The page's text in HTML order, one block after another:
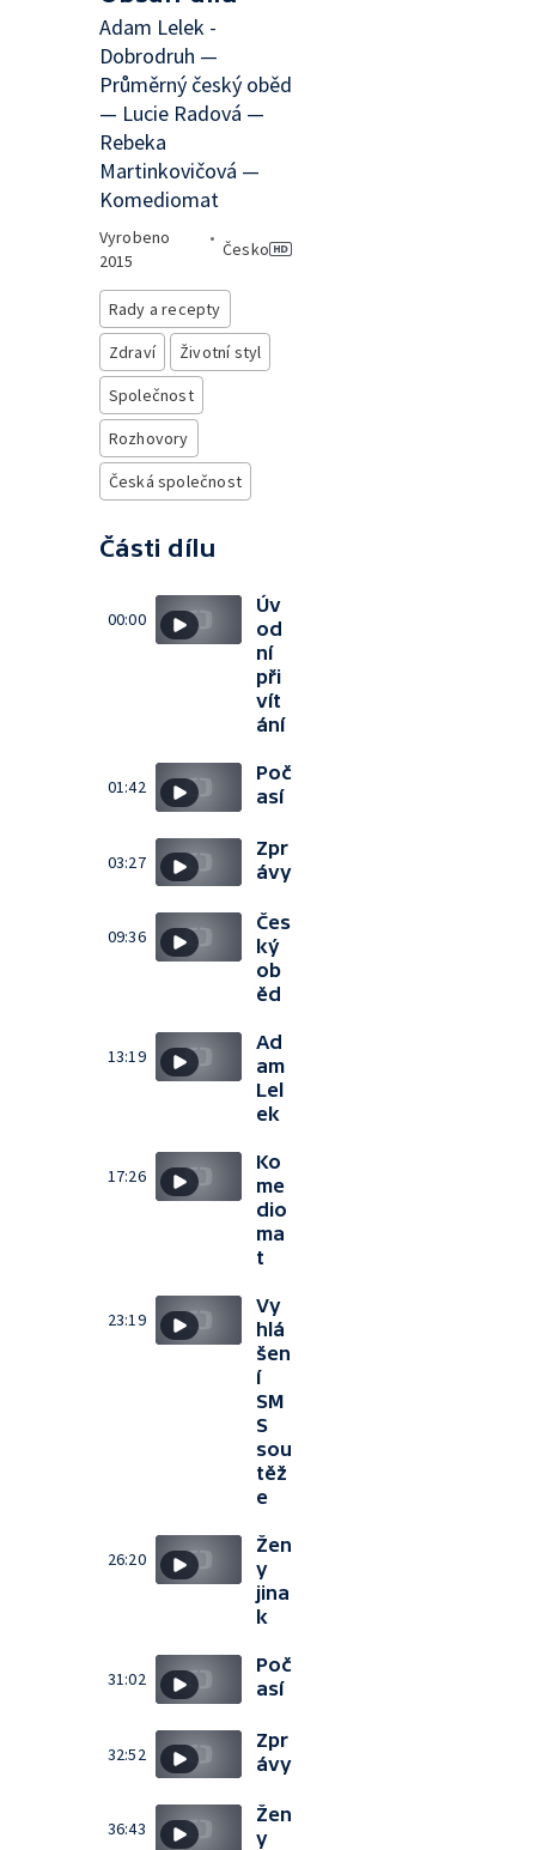
Adam Lelek -
Dobrodruh —
Průměrný český oběd
— Lucie Radová —
Rebeka
Martinkovičová —
Komediomat
Vyrobeno
2015
•
Česko
Rady a recepty
Zdraví
Životní styl
Společnost
Rozhovory
Česká společnost
Části dílu
00:00
Úv
od
ní
při
vít
ání
01:42
Poč
así
03:27
Zpr
ávy
09:36
Čes
ký
ob
ěd
13:19
Ad
am
Lel
ek
17:26
Ko
me
dio
ma
t
23:19
Vy
hlá
šen
í
SM
S
sou
těž
e
26:20
Žen
y
jina
k
31:02
Poč
así
32:52
Zpr
ávy
36:43
Žen
y